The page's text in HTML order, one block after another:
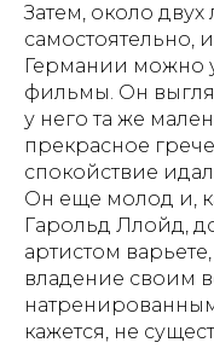
Затем, около двух
самостоятельно,
Германии можно
фильмы. Он
у него та же
прекрасное
спокойствие
Он еще молод и,
Гарольд Ллойд,
артистом
владение своим
кажется, не